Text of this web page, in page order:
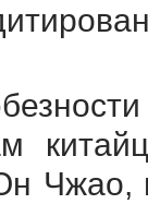
Чжао,